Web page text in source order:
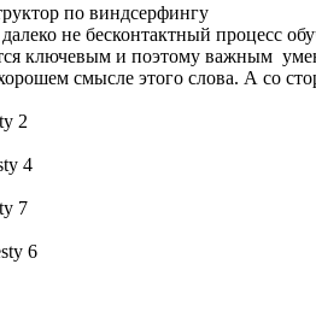
по виндсерфингу
не бесконтактный процесс
ключевым и поэтому важным
смысле этого слова. А со